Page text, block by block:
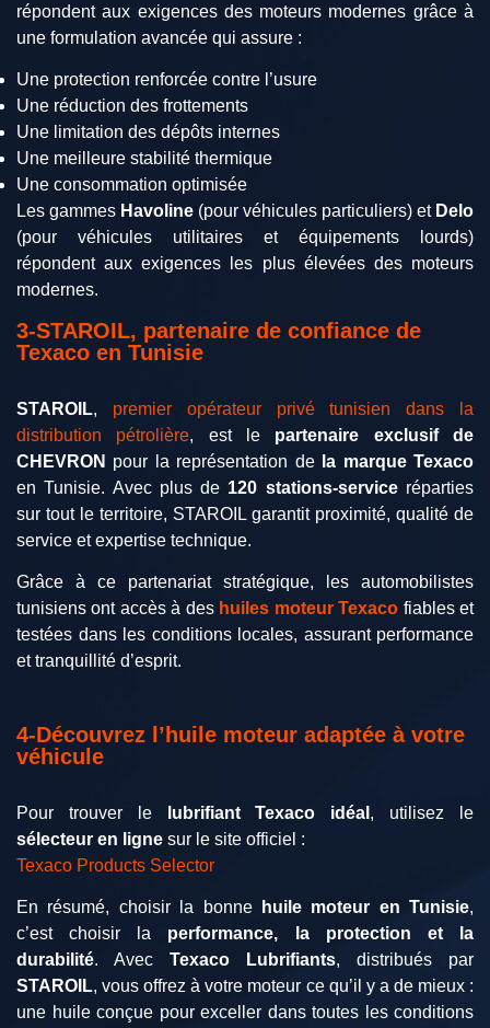
répondent aux exigences des moteurs modernes grâce à
une formulation avancée qui assure :
Une protection renforcée contre l’usure
Une réduction des frottements
Une limitation des dépôts internes
Une meilleure stabilité thermique
Une consommation optimisée
Les gammes Havoline (pour véhicules particuliers) et Delo
(pour véhicules utilitaires et équipements lourds)
répondent aux exigences les plus élevées des moteurs
modernes.
3-STAROIL, partenaire de confiance de
Texaco en Tunisie
STAROIL, premier opérateur privé tunisien dans la
distribution pétrolière, est le partenaire exclusif de
CHEVRON pour la représentation de la marque Texaco
en Tunisie. Avec plus de 120 stations-serviceréparties
sur tout le territoire, STAROIL garantit proximité, qualité de
service et expertise technique.
Grâce à ce partenariat stratégique, les automobilistes
tunisiens ont accès à des huiles moteur Texaco fiables et
testées dans les conditions locales, assurant performance
et tranquillité d’esprit.
4-Découvrez l’huile moteur adaptée à votre
véhicule
Pour trouver le lubrifiant Texaco idéal , utilisez le
sélecteur en ligne sur le site officiel :
Texaco Products Selector
En résumé, choisir la bonne huile moteur en Tunisie,
c’est choisir la performance, la protection et la
durabilité. Avec Texaco Lubrifiants, distribués par
STAROIL, vous offrez à votre moteur ce qu’il y a de mieux :
une huile conçue pour exceller dans toutes les conditions